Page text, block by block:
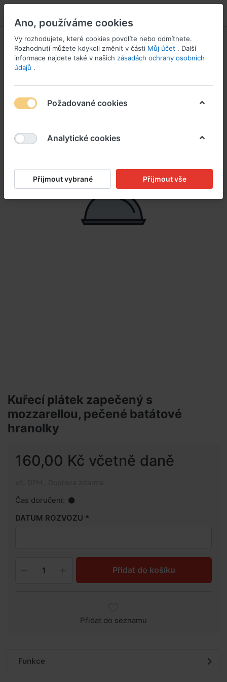
Kuřecí plátek zapečený s
mozzarellou, pečené batátové
hranolky
160,00 Kč včetně daně
Čas doručení:
DATUM ROZVOZU
Přidat do košíku
Přidat do seznamu
Funkce
Ano, používáme cookies
Vy rozhodujete, které cookies povolíte nebo odmítnete.
Rozhodnutí můžete kdykoli změnit v části Můj účet . Další
informace najdete také v našich zásadách ochrany osobních
údajů .
Požadované cookies
Analytické cookies
Přijmout vybrané Přijmout vše